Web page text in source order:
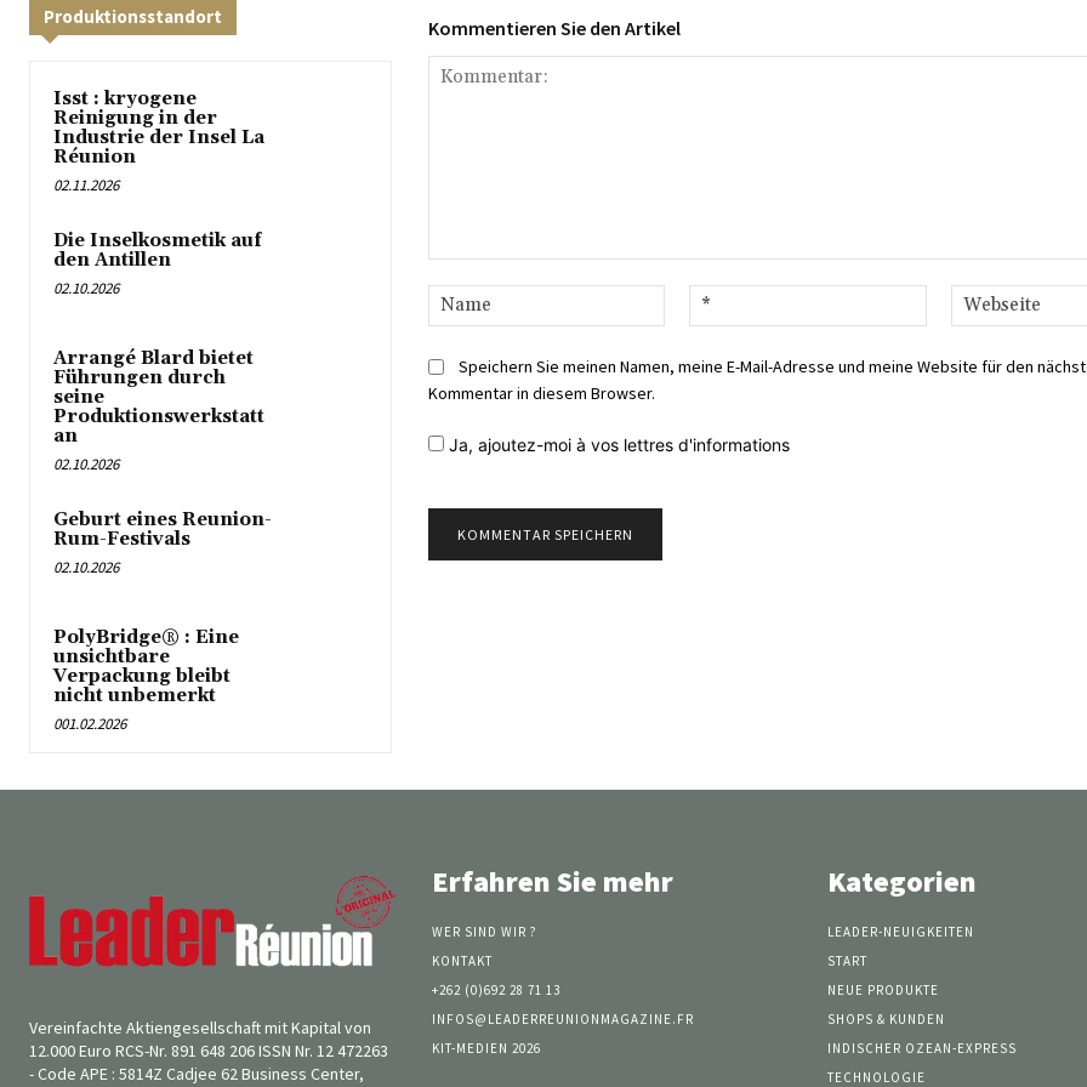
Produktionsstandort
Isst : kryogene
Reinigung in der
Industrie der Insel La
Réunion
02.11.2026
Die Inselkosmetik auf
den Antillen
02.10.2026
Arrangé Blard bietet
Führungen durch
seine
Produktionswerkstatt
an
02.10.2026
Geburt eines Reunion-
Rum-Festivals
02.10.2026
PolyBridge® : Eine
unsichtbare
Verpackung bleibt
nicht unbemerkt
001.02.2026
Kommentieren Sie den Artikel
Name:*
Mail:*
Speichern Sie meinen Namen, meine E-Mail-Adresse und meine Website für den
Kommentar in diesem Browser.
Ja, ajoutez-moi à vos lettres d'informations
Vereinfachte Aktiengesellschaft mit Kapital von
12.000 Euro RCS-Nr. 891 648 206 ISSN Nr. 12 472263
- Code APE : 5814Z Cadjee 62 Business Center,
Erfahren Sie mehr
WER SIND WIR ?
KONTAKT
+262 (0)692 28 71 13
INFOS@LEADERREUNIONMAGAZINE.FR
KIT-MEDIEN 2026
Kategorien
LEADER-NEUIGKEITEN
START
NEUE PRODUKTE
SHOPS & KUNDEN
INDISCHER OZEAN-EXPRESS
TECHNOLOGIE